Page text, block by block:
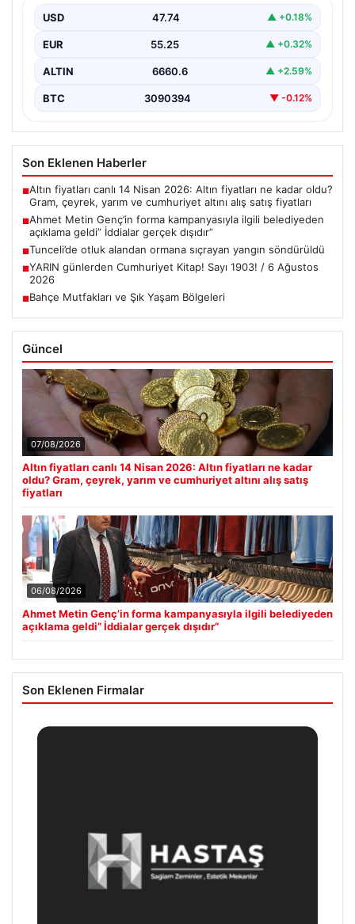
USD 47.74 ▲ +0.18%
EUR 55.25 ▲ +0.32%
ALTIN 6660.6 ▲ +2.59%
BTC 3090394 ▼ -0.12%
Son Eklenen Haberler
■Altın fiyatları canlı 14 Nisan 2026: Altın fiyatları ne kadar oldu?
Gram, çeyrek, yarım ve cumhuriyet altını alış satış fiyatları
■Ahmet Metin Genç’in forma kampanyasıyla ilgili belediyeden
açıklama geldi” İddialar gerçek dışıdır”
■Tunceli’de otluk alandan ormana sıçrayan yangın söndürüldü
■YARIN günlerden Cumhuriyet Kitap! Sayı 1903! / 6 Ağustos
2026
■Bahçe Mutfakları ve Şık Yaşam Bölgeleri
Güncel
07/08/2026
Altın fiyatları canlı 14 Nisan 2026: Altın fiyatları ne kadar
oldu? Gram, çeyrek, yarım ve cumhuriyet altını alış satış
fiyatları
06/08/2026
Ahmet Metin Genç’in forma kampanyasıyla ilgili belediyeden
açıklama geldi” İddialar gerçek dışıdır”
Son Eklenen Firmalar